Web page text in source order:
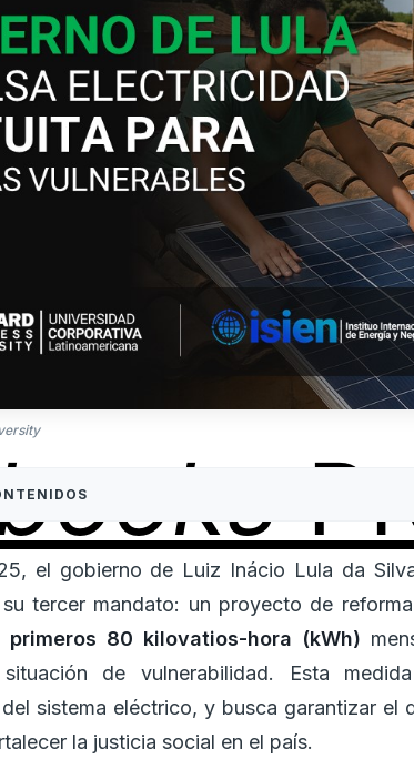
el gobierno de Luiz Inácio Lula da
tercer mandato: un proyecto de
80 kilovatios-hora (kWh)
situación de vulnerabilidad. Esta
sistema eléctrico, y busca garantizar el
la justicia social en el país.